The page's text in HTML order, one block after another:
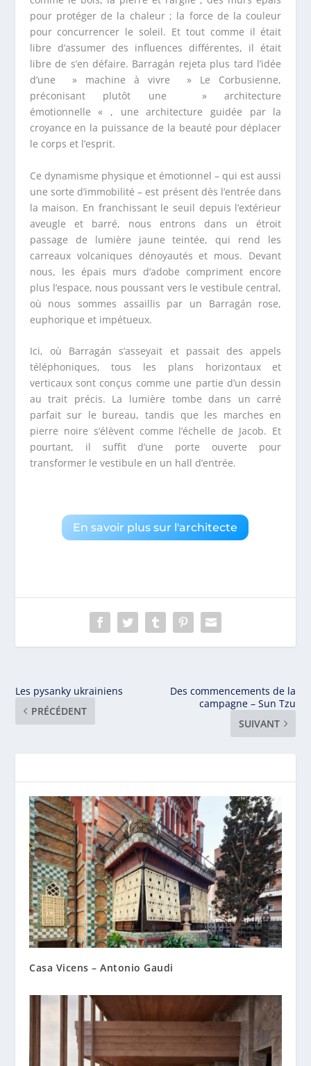
pour protéger de la chaleur ; la force de la couleur
pour concurrencer le soleil. Et tout comme il était
libre d’assumer des influences différentes, il était
libre de s’en défaire. Barragán rejeta plus tard l’idée
d’une » machine à vivre » Le Corbusienne,
préconisant plutôt une » architecture
émotionnelle « , une architecture guidée par la
croyance en la puissance de la beauté pour déplacer
le corps et l’esprit.
Ce dynamisme physique et émotionnel – qui est aussi
une sorte d’immobilité – est présent dès l’entrée dans
la maison. En franchissant le seuil depuis l’extérieur
aveugle et barré, nous entrons dans un étroit
passage de lumière jaune teintée, qui rend les
carreaux volcaniques dénoyautés et mous. Devant
nous, les épais murs d’adobe compriment encore
plus l’espace, nous poussant vers le vestibule central,
où nous sommes assaillis par un Barragán rose,
euphorique et impétueux.
Ici, où Barragán s’asseyait et passait des appels
téléphoniques, tous les plans horizontaux et
verticaux sont conçus comme une partie d’un dessin
au trait précis. La lumière tombe dans un carré
parfait sur le bureau, tandis que les marches en
pierre noire s’élèvent comme l’échelle de Jacob. Et
pourtant, il suffit d’une porte ouverte pour
transformer le vestibule en un hall d’entrée.
En savoir plus sur l'architecte
Les pysanky ukrainiens
PRÉCÉDENT
Des commencements de la
campagne – Sun Tzu
SUIVANT
Casa Vicens – Antonio Gaudi